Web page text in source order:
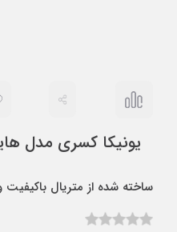
یونیکا کسری مدل
ساخته شده از متریال باکیفیت